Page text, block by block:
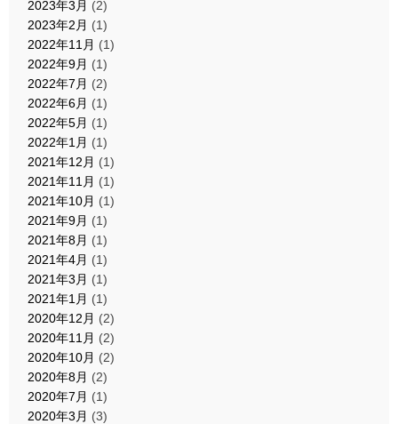
2023年3月 (2)
2023年2月 (1)
2022年11月 (1)
2022年9月 (1)
2022年7月 (2)
2022年6月 (1)
2022年5月 (1)
2022年1月 (1)
2021年12月 (1)
2021年11月 (1)
2021年10月 (1)
2021年9月 (1)
2021年8月 (1)
2021年4月 (1)
2021年3月 (1)
2021年1月 (1)
2020年12月 (2)
2020年11月 (2)
2020年10月 (2)
2020年8月 (2)
2020年7月 (1)
2020年3月 (3)